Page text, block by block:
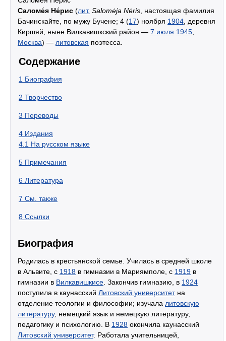
Саломе́я Не́рис (лит. Salomėja Nėris , настоящая фамилия
Бачинскайте, по мужу Бучене; 4 (17) ноября 1904 , деревня
Киршяй, ныне Вилкавишкский район — 7 июля 1945
Москва) — литовская поэтесса.
Содержание
1 Биография
2 Творчество
3 Переводы
4 Издания
4.1 На русском языке
5 Примечания
6 Литература
7 См. также
8 Ссылки
Биография
Родилась в крестьянской семье. Училась в средней школе
в Альвите, с 1918 в гимназии в Мариямполе, с 1919 в
гимназии в Вилкавишкисе . Закончив гимназию, в 1924
поступила в каунасский Литовский университетна
отделение теологии и философии; изучала литовскую
литературу, немецкий язык и немецкую литературу,
педагогику и психологию. В 1928 окончила каунасский
Литовский университет. Работала учительницей,